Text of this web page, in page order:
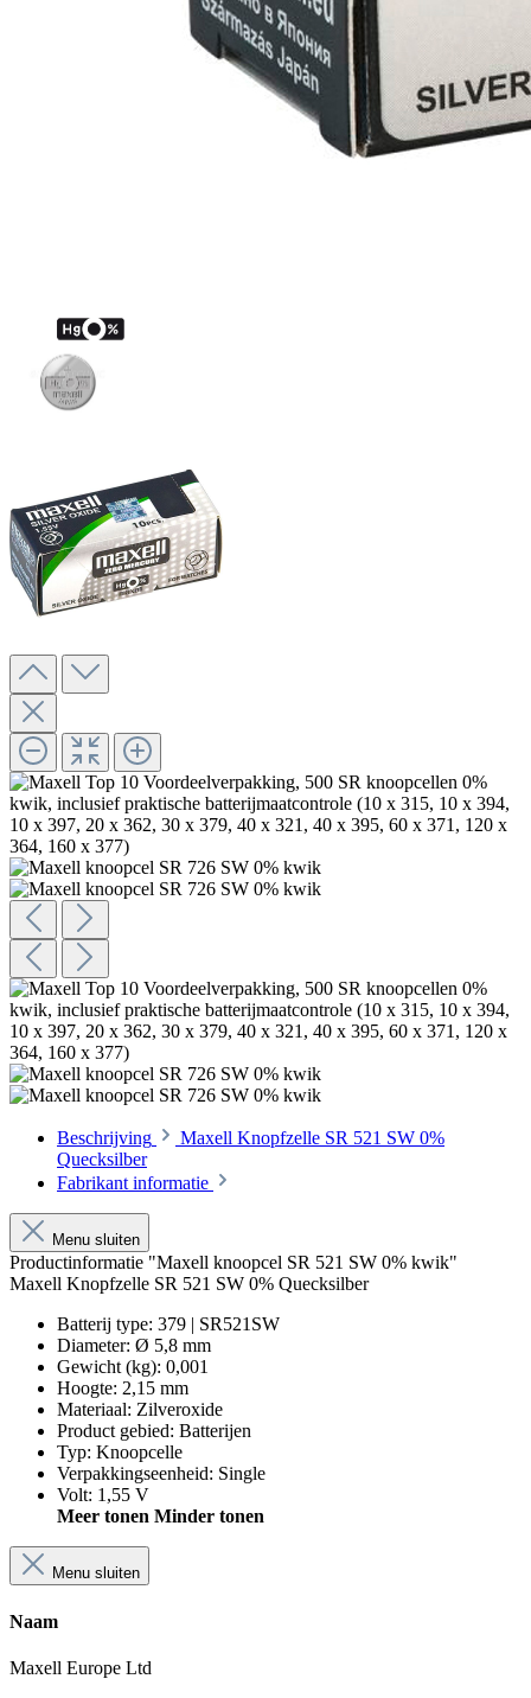
Beschrijving
Maxell Knopfzelle SR 521 SW 0%
Quecksilber
Fabrikant informatie
Menu sluiten
Productinformatie "Maxell knoopcel SR 521 SW 0% kwik"
Maxell Knopfzelle SR 521 SW 0% Quecksilber
Batterij type: 379 | SR521SW
Diameter: Ø 5,8 mm
Gewicht (kg): 0,001
Hoogte: 2,15 mm
Materiaal: Zilveroxide
Product gebied: Batterijen
Typ: Knoopcelle
Verpakkingseenheid: Single
Volt: 1,55 V
Meer tonen Minder tonen
Menu sluiten
Naam
Maxell Europe Ltd